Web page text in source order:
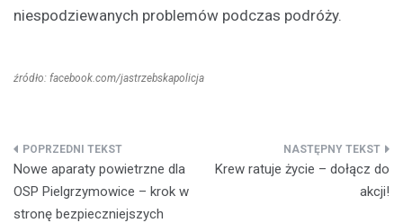
niespodziewanych problemów podczas podróży.
źródło: facebook.com/jastrzebskapolicja
Nawigacja
wpisu
Nowe aparaty powietrzne dla
OSP Pielgrzymowice – krok w
stronę bezpieczniejszych
Krew ratuje życie – dołącz do
akcji!